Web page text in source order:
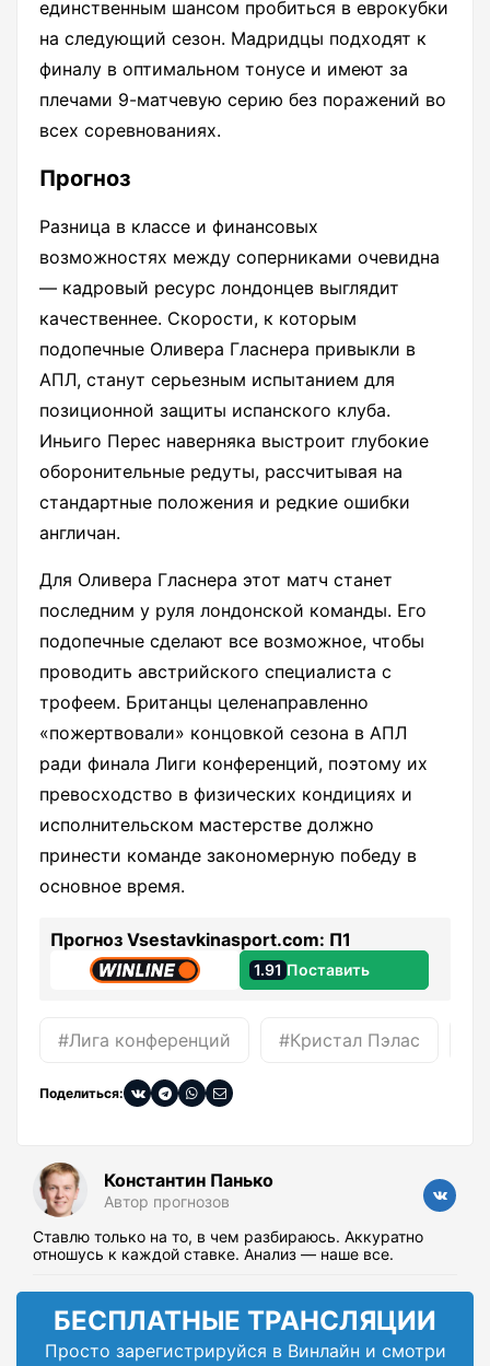
единственным шансом пробиться в еврокубки
на следующий сезон. Мадридцы подходят к
финалу в оптимальном тонусе и имеют за
плечами 9-матчевую серию без поражений во
всех соревнованиях.
Прогноз
Разница в классе и финансовых
возможностях между соперниками очевидна
— кадровый ресурс лондонцев выглядит
качественнее. Скорости, к которым
подопечные Оливера Гласнера привыкли в
АПЛ, станут серьезным испытанием для
позиционной защиты испанского клуба.
Иньиго Перес наверняка выстроит глубокие
оборонительные редуты, рассчитывая на
стандартные положения и редкие ошибки
англичан.
Для Оливера Гласнера этот матч станет
последним у руля лондонской команды. Его
подопечные сделают все возможное, чтобы
проводить австрийского специалиста с
трофеем. Британцы целенаправленно
«пожертвовали» концовкой сезона в АПЛ
ради финала Лиги конференций, поэтому их
превосходство в физических кондициях и
исполнительском мастерстве должно
принести команде закономерную победу в
основное время.
Прогноз Vsestavkinasport.com: П1
1.91 Поставить
#Лига конференций #Кристал Пэлас
Поделиться:
Константин Панько
Автор прогнозов
Ставлю только на то, в чем разбираюсь. Аккуратно
отношусь к каждой ставке. Анализ — наше все.
БЕСПЛАТНЫЕ ТРАНСЛЯЦИИ
Просто зарегистрируйся в Винлайн и смотри